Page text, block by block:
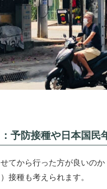
予防接種や日本国民
てから行った方が良いの
接種も考えられます。